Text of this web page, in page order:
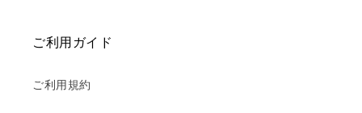
ご利用ガイド
ご利用規約